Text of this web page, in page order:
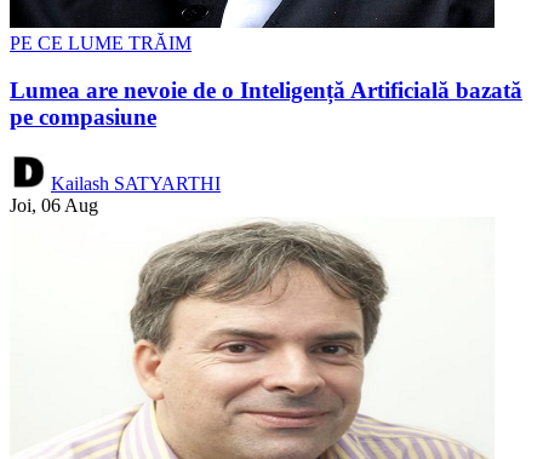
PE CE LUME TRĂIM
Lumea are nevoie de o Inteligență Artificială bazată
pe compasiune
Kailash SATYARTHI
Joi, 06 Aug